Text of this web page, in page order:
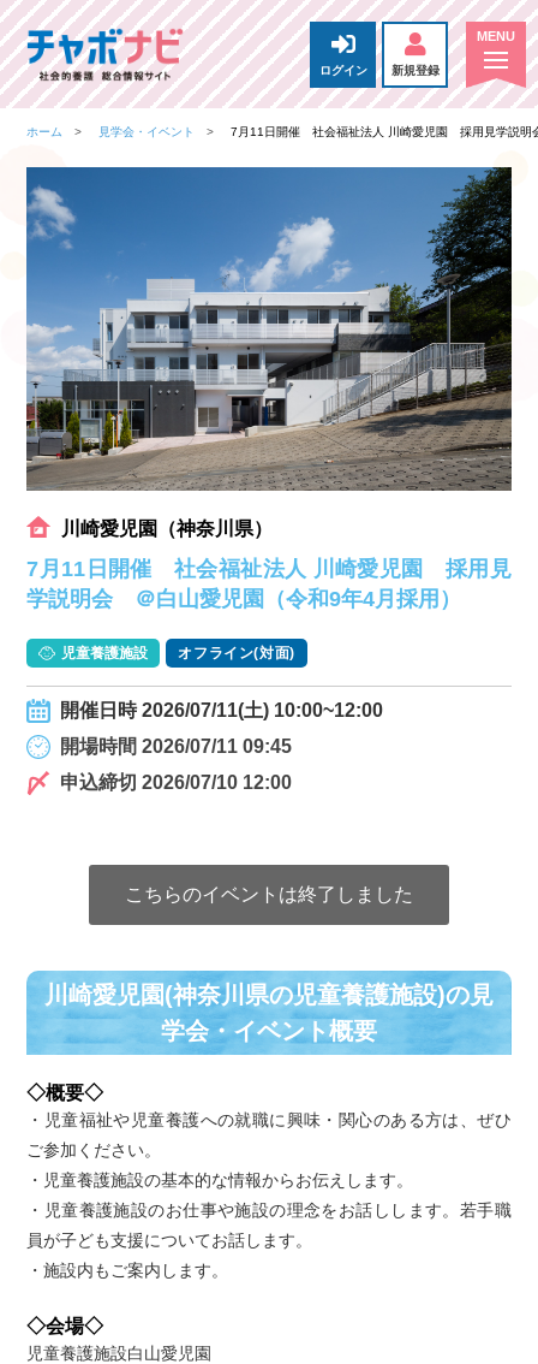
ログイン 新規登録
ホーム 見学会・イベント 7月11日開催 社会福祉法人 川崎愛児園 採用見学説明
川崎愛児園（神奈川県）
7月11日開催 社会福祉法人 川崎愛児園 採用見
学説明会 ＠白山愛児園（令和9年4月採用）
児童養護施設 オフライン(対面)
開催日時 2026/07/11(土) 10:00~12:00
開場時間 2026/07/11 09:45
申込締切 2026/07/10 12:00
こちらのイベントは終了しました
川崎愛児園(神奈川県の児童養護施設)の⾒
学会・イベント概要
◇概要◇
・児童福祉や児童養護への就職に興味・関心のある方は、ぜひ
ご参加ください。
・児童養護施設の基本的な情報からお伝えします。
・児童養護施設のお仕事や施設の理念をお話しします。若手職
員が子ども支援についてお話します。
・施設内もご案内します。
◇会場◇
児童養護施設白山愛児園